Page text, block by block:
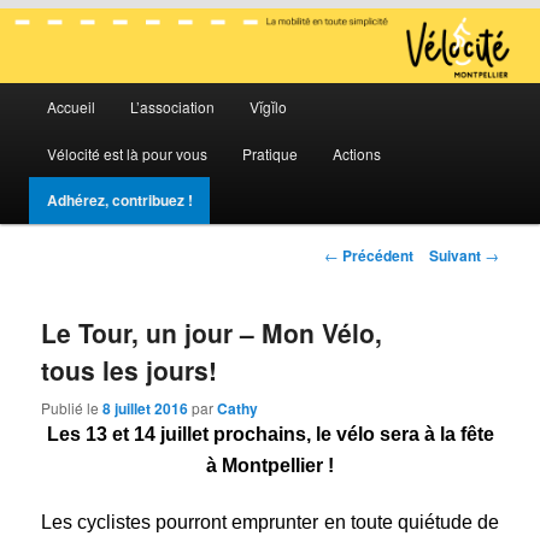
Vélocité Grand Montpellier
La mobilité en toute simplicité
Aller
au
contenu
Aller
au
contenu
Accueil L’association Vĭgĭlo
Vélocité est là pour vous Pratique Actions
Adhérez, contribuez !
Navigation
← Précédent Suivant →
Le Tour, un jour – Mon Vélo,
tous les jours!
Publié le8 juillet 2016parCathy
Les 13 et 14 juillet prochains, le vélo sera à la fête
à Montpellier !
Les cyclistes pourront emprunter en toute quiétude de